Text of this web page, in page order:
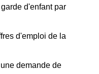
d'enfant par
d'emploi de la
demande de